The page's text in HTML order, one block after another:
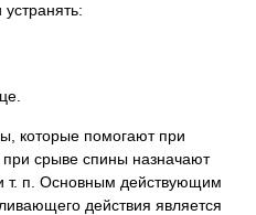
которые помогают при
срыве спины назначают
т. п. Основным действующим
действия является